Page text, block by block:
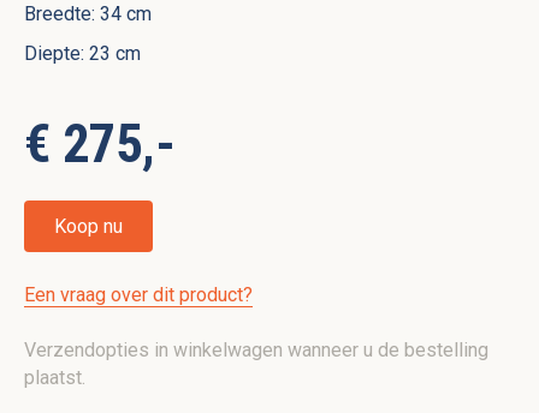
Breedte: 34 cm
Diepte: 23 cm
€ 275,-
Koop nu
Een vraag over dit product?
Verzendopties in winkelwagen wanneer u de bestelling
plaatst.